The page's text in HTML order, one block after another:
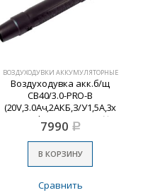
ВОЗДУХОДУВКИ АККУМУЛЯТОРНЫЕ
Воздуходувка акк.б/щ
CB40/3.0-PRO-B
(20V,3.0Ач,2АКБ,З/У1,5А,3х
ск,платформа MAKITA) №1
INDUSTRIAL
7990 Р
В КОРЗИНУ
Сравнить